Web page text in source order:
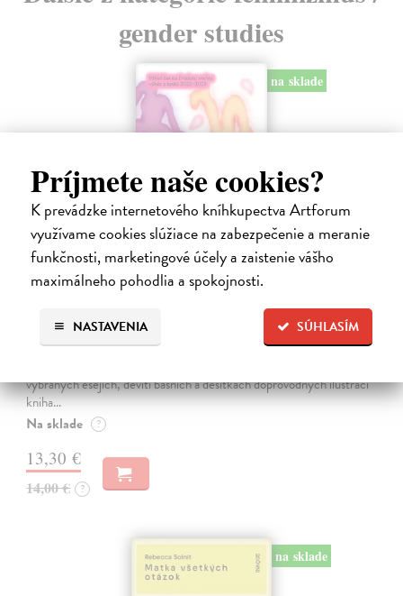
Príjmete naše cookies?
K prevádzke internetového kníhkupectva Artforum
využívame cookies slúžiace na zabezpečenie a meranie
funkčnosti, marketingové účely a zaistenie vášho
maximálneho pohodlia a spokojnosti.
SÚHLASÍM
NASTAVENIA
gender studies
na sklade
Přišel čas na Druhou: směnu
kolektív autorov| Kniha
Nezávislý feministický magazín Druhá : směna přináší čtenářstvu
vybraných esejích, devíti básních a desítkách doprovodných ilustrací
kniha…
Na sklade ?
13,30 €
14,00 € ?
na sklade